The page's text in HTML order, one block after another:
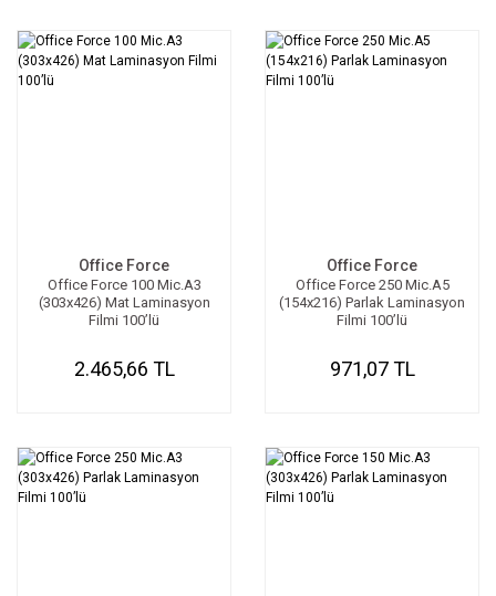
Office Force
Office Force 100 Mic.A3
(303x426) Mat Laminasyon
Filmi 100’lü
2.465,66 TL
Office Force
Office Force 250 Mic.A5
(154x216) Parlak Laminasyon
Filmi 100’lü
971,07 TL